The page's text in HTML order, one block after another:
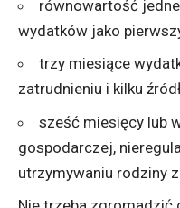
równowartość
wydatków jako
trzy miesiące
zatrudnieniu i kilku
sześć miesięcy lub
gospodarczej,
utrzymywaniu rodziny